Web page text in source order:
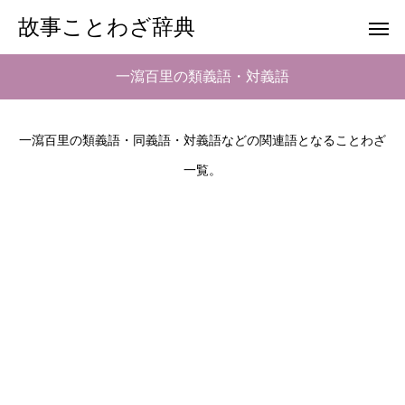
故事ことわざ辞典
一瀉百里の類義語・対義語
一瀉百里の類義語・同義語・対義語などの関連語となることわざ
一覧。